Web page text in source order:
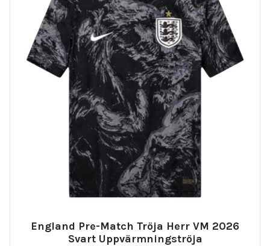
England Pre-Match Tröja Herr VM 2026
Svart Uppvärmningströja